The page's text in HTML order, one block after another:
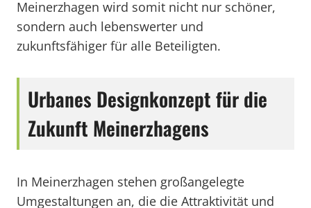
Meinerzhagen wird somit nicht nur schöner,
sondern auch lebenswerter und
zukunftsfähiger für alle Beteiligten.
Urbanes Designkonzept für die
Zukunft Meinerzhagens
In Meinerzhagen stehen großangelegte
Umgestaltungen an, die die Attraktivität und